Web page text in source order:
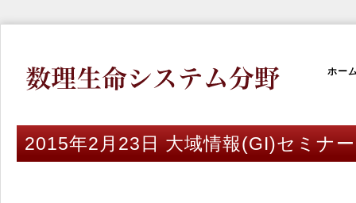
ホー
2015年2月23日 大域情報(GI)セミナ